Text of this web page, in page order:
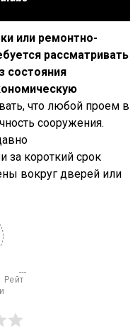
или ремонтно-
рассматривать
состояния
что любой проем в
сооружения.
за короткий срок
вокруг дверей или